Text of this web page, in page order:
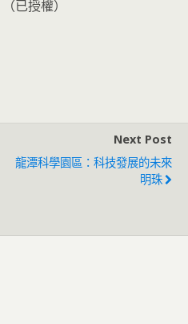
（已授權）
Next Post
龍潭科學園區：科技發展的未來
明珠